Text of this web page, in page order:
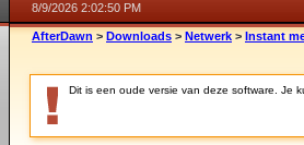
8/9/2026 2:02:50 PM
AfterDawn > Downloads > Netwerk > Instant
Dit is een oude versie van deze software. Je